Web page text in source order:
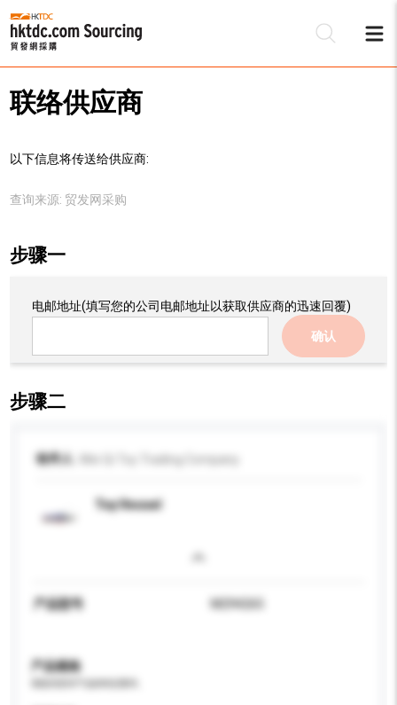
联络供应商
以下信息将传送给供应商:
查询来源: 贸发网采购
步骤一
电邮地址(填写您的公司电邮地址以获取供应商的迅速回覆)
确认
步骤二
收件人
Toy Vessel
产品型号 M294265
产品规格